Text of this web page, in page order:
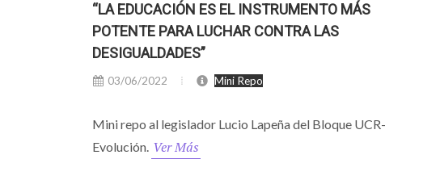
“LA EDUCACIÓN ES EL INSTRUMENTO MÁS
POTENTE PARA LUCHAR CONTRA LAS
DESIGUALDADES”
03/06/2022 Mini Repo
Mini repo al legislador Lucio Lapeña del Bloque UCR-
Evolución. Ver Más